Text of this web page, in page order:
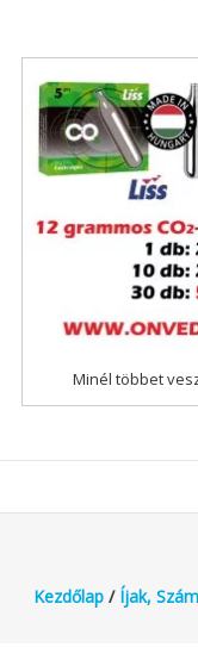
Minél többet
Kezdőlap / Íjak,